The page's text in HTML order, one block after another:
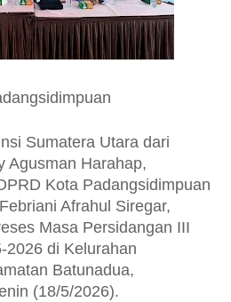
Sumatera Utara dari
Agusman Harahap,
Kota Padangsidimpuan
Afrahul Siregar,
Masa Persidangan III
2026 di Kelurahan
Batunadua,
(18/5/2026).